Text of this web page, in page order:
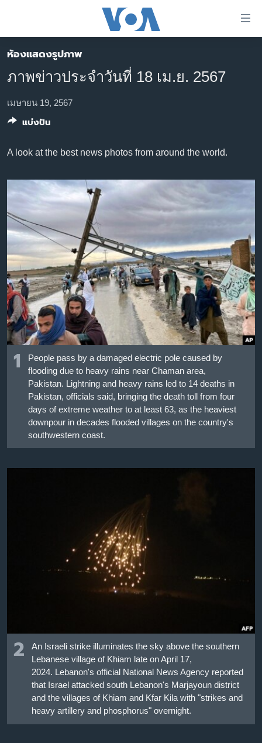
ต่อ
ไป
ข้าม
หน้า
ข้าม
ไป
การ
ค้นหา
หน้าหลัก
โลก
เอเชีย
สหรัฐฯ
ไทย
วิทยาศาสตร์
สังคมและสุขภาพ
ไลฟ์สไตล์
ตรวจสอบข่าว
เรียนรู้ภาษาอังกฤษ
พอดคาสต์
ติดตามเรา
เลือกภาษา
ห้องแสดงรูปภาพ
ภาพข่าวประจำวันที่ 18 เม.ย. 2567
เมษายน 19, 2567
A look at the best news photos from around the world.
1
People pass by a damaged electric pole caused by
flooding due to heavy rains near Chaman area,
Pakistan. Lightning and heavy rains led to 14 deaths in
Pakistan, officials said, bringing the death toll from four
days of extreme weather to at least 63, as the heaviest
downpour in decades flooded villages on the country's
southwestern coast.
2
An Israeli strike illuminates the sky above the southern
Lebanese village of Khiam late on April 17,
2024. Lebanon's official National News Agency reported
that Israel attacked south Lebanon's Marjayoun district
and the villages of Khiam and Kfar Kila with "strikes and
heavy artillery and phosphorus" overnight.
แบ่งปัน